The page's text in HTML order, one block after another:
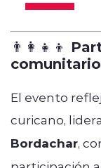
👨‍👩‍👧‍👦
comunitario
El evento
curicano,
Bordachar,